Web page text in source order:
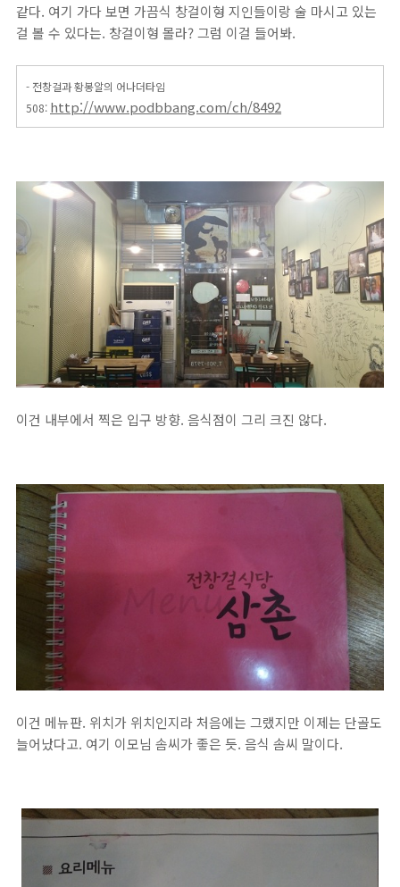
같다. 여기 가다 보면 가끔식 창걸이형 지인들이랑 술 마시고 있는
걸 볼 수 있다는. 창걸이형 몰라? 그럼 이걸 들어봐.
- 전창걸과 황봉알의 어나더타임
508: http://www.podbbang.com/ch/8492
이건 내부에서 찍은 입구 방향. 음식점이 그리 크진 않다.
이건 메뉴판. 위치가 위치인지라 처음에는 그랬지만 이제는 단골도
늘어났다고. 여기 이모님 솜씨가 좋은 듯. 음식 솜씨 말이다.